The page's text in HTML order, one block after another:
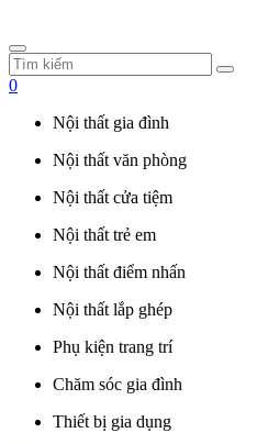
0
Nội thất gia đình
Nội thất văn phòng
Nội thất cửa tiệm
Nội thất trẻ em
Nội thất điểm nhấn
Nội thất lắp ghép
Phụ kiện trang trí
Chăm sóc gia đình
Thiết bị gia dụng